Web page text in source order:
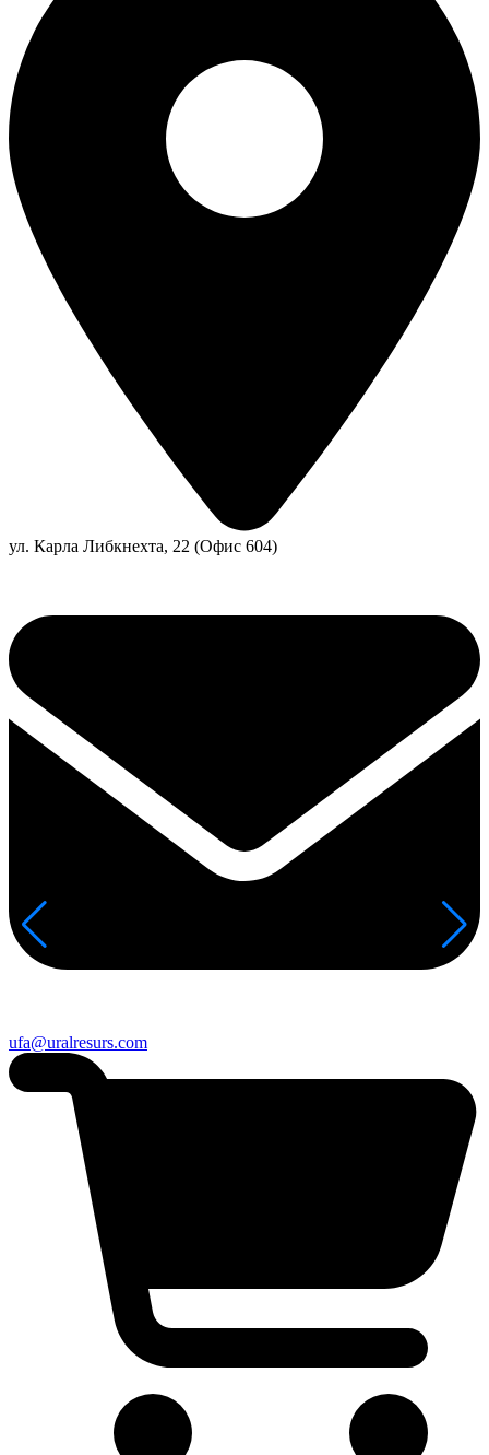
ул. Карла Либкнехта, 22 (Офис 604)
ufa@uralresurs.com